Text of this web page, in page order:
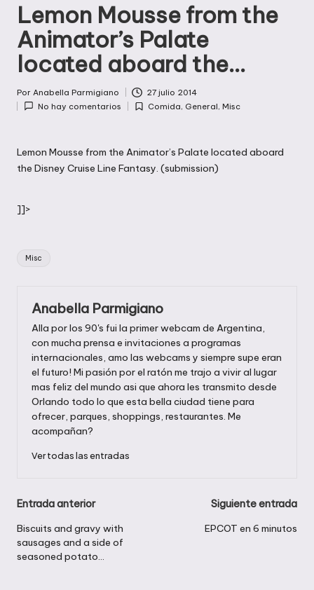
Lemon Mousse from the
Animator’s Palate
located aboard the…
Publicado
por
Por Anabella Parmigiano
27 julio 2014
No hay comentarios
Publicada
Comida, General,Misc
Lemon Mousse from the Animator’s Palate located aboard
the Disney Cruise Line Fantasy. (submission)
]]>
Etiquetas:
Misc
Anabella Parmigiano
Alla por los 90's fui la primer webcam de Argentina,
con mucha prensa e invitaciones a programas
internacionales, amo las webcams y siempre supe eran
el futuro! Mi pasión por el ratón me trajo a vivir al lugar
mas feliz del mundo asi que ahora les transmito desde
Orlando todo lo que esta bella ciudad tiene para
ofrecer, parques, shoppings, restaurantes. Me
acompañan?
Ver todas las entradas
Navegación
de
entradas
Entrada anterior
Biscuits and gravy with
sausages and a side of
seasoned potato…
Siguiente entrada
EPCOT en 6 minutos